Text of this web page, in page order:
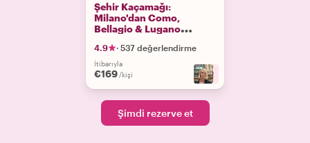
Şehir Kaçamağı:
Milano'dan Como,
Bellagio & Lugano
4.9 · 537 değerlendirme
İtibarıyla
€169 /kişi +2
Şimdi rezerve et